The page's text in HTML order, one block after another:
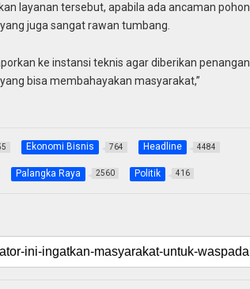
layanan tersebut, apabila ada ancaman pohon
juga sangat rawan tumbang.
ke instansi teknis agar diberikan penangan
bisa membahayakan masyarakat,”
Ekonomi Bisnis 764 Headline 4484
Palangka Raya 2560 Politik 416